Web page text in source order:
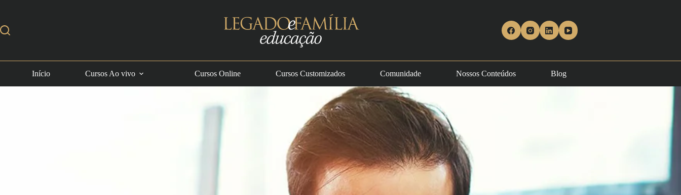
Início Cursos Ao vivo Cursos Online Cursos Customizados Comunidade Nossos Conteúdos Blog